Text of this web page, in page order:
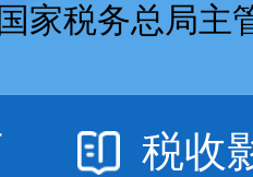
国家税务总局主
税收